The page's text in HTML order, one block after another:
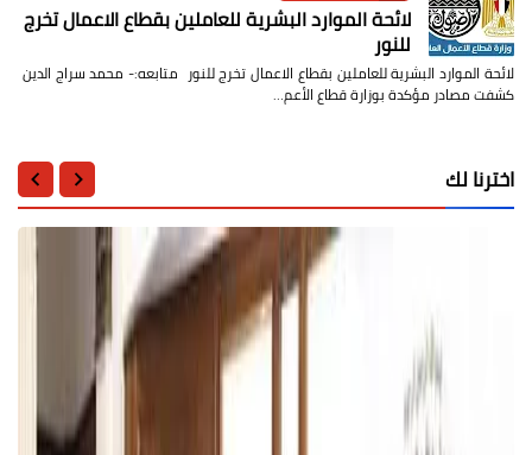
لائحة الموارد البشرية للعاملين بقطاع الاعمال تخرج
للنور
لائحة الموارد البشرية للعاملين بقطاع الاعمال تخرج للنور متابعه:- محمد سراج الدين
كشفت مصادر مؤكدة بوزارة قطاع الأعم…
اخترنا لك